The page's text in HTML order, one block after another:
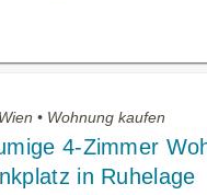
• Wohnung kaufen
4-Zimmer
in Ruhelage